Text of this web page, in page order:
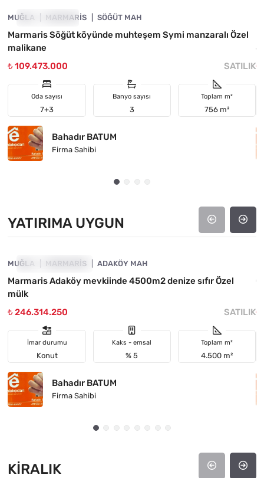
FIYATI DÜŞTÜ
MUĞLA MARMARIS SÖĞÜT MAH
Marmaris Söğüt köyünde muhteşem Symi manzaralı Özel
malikane
₺ 109.473.000
SATILIK
Oda sayısı
7+3
Banyo sayısı
3
Toplam m²
756 m²
Bahadır BATUM
Firma Sahibi
₺
YATIRIMA UYGUN
YATIRIMA UYGUN
MUĞLA MARMARIS ADAKÖY MAH
Marmaris Adaköy mevkiinde 4500m2 denize sıfır Özel
mülk
₺ 246.314.250
SATILIK
İmar durumu
Konut
Kaks - emsal
% 5
Toplam m²
4.500 m²
Bahadır BATUM
Firma Sahibi
₺
KIRALIK